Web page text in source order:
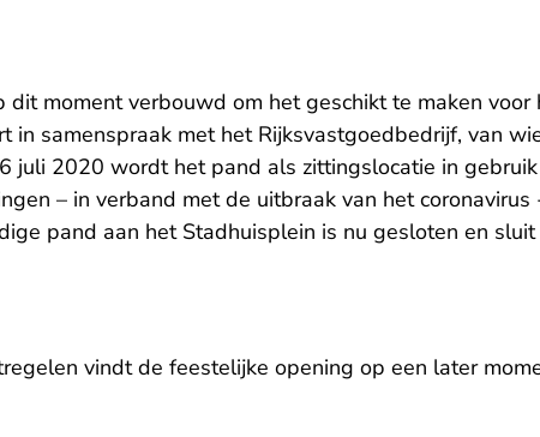
moment verbouwd om het geschikt te maken voor
in samenspraak met het Rijksvastgoedbedrijf, van
juli 2020 wordt het pand als zittingslocatie in gebruik
– in verband met de uitbraak van het coronavirus
pand aan het Stadhuisplein is nu gesloten en sluit
vindt de feestelijke opening op een later